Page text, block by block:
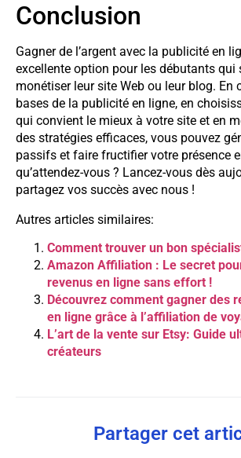
Conclusion
Gagner de l’argent avec la publicité en
excellente option pour les débutants qui
monétiser leur site Web ou leur blog. En
bases de la publicité en ligne, en
qui convient le mieux à votre site et en
des stratégies efficaces, vous pouvez
passifs et faire fructifier votre présence
qu’attendez-vous ? Lancez-vous dès
partagez vos succès avec nous !
Autres articles similaires:
Comment trouver un bon
Amazon Affiliation : Le secret
revenus en ligne sans effort !
Découvrez comment gagner des
en ligne grâce à l’affiliation de
L’art de la vente sur Etsy: Guide
créateurs
Partager cet